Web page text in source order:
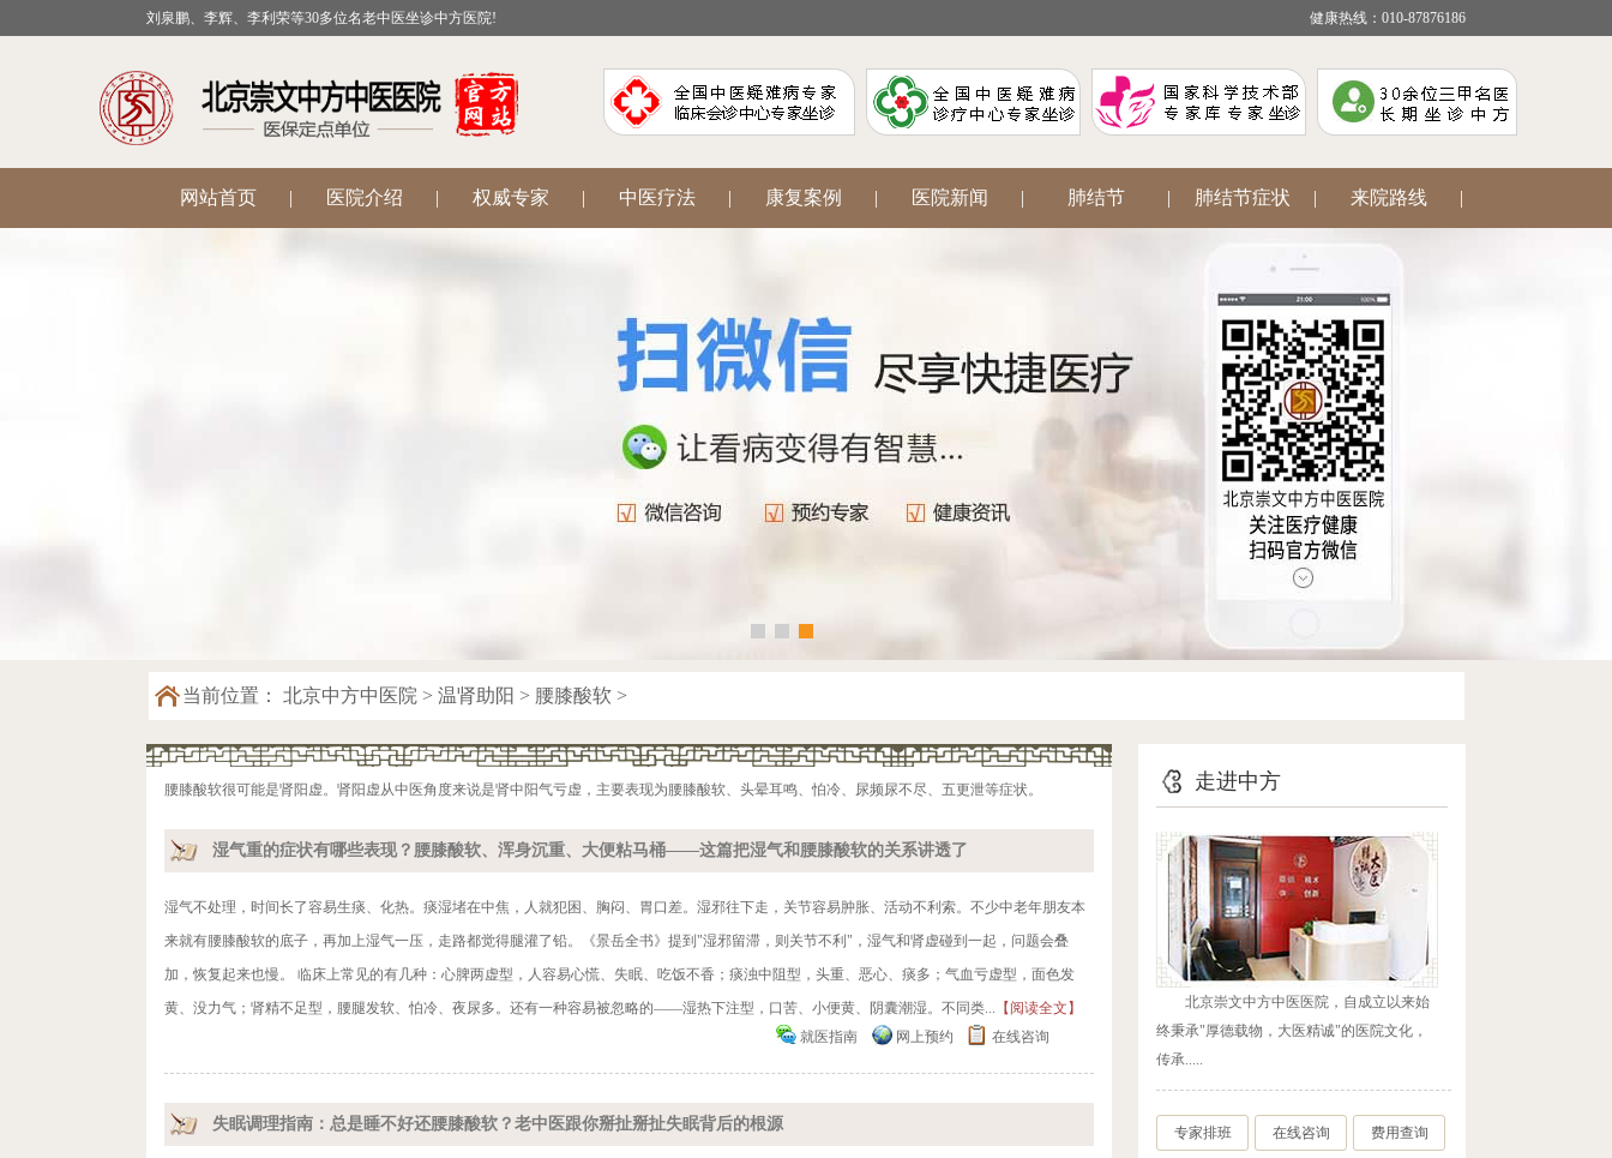
刘泉鹏、李辉、李利荣等30多位名老中医坐诊中方医院! 健康热线：010-87876186
网站首页 | 医院介绍 | 权威专家 | 中医疗法 | 康复案例 | 医院新闻 | 肺结节 | 肺结节症状 | 来院路线 |
当前位置： 北京中方中医院 > 温肾助阳 > 腰膝酸软>
腰膝酸软很可能是肾阳虚。肾阳虚从中医角度来说是肾中阳气亏虚，主要表现为腰膝酸软、头晕耳鸣、怕冷、尿频尿不尽、五更泄等症状。
湿气重的症状有哪些表现？腰膝酸软、浑身沉重、大便粘马桶——这篇把湿气和腰膝酸软的关系讲透了
湿气不处理，时间长了容易生痰、化热。痰湿堵在中焦，人就犯困、胸闷、胃口差。湿邪往下走，关节容易肿胀、活动不利索。不少中老年朋友本
来就有腰膝酸软的底子，再加上湿气一压，走路都觉得腿灌了铅。《景岳全书》提到"湿邪留滞，则关节不利"，湿气和肾虚碰到一起，问题会叠
加，恢复起来也慢。 临床上常见的有几种：心脾两虚型，人容易心慌、失眠、吃饭不香；痰浊中阻型，头重、恶心、痰多；气血亏虚型，面色发
黄、没力气；肾精不足型，腰腿发软、怕冷、夜尿多。还有一种容易被忽略的——湿热下注型，口苦、小便黄、阴囊潮湿。不同类... 【阅读全文】
就医指南
网上预约 在线咨询
失眠调理指南：总是睡不好还腰膝酸软？老中医跟你掰扯掰扯失眠背后的根源
走进中方
北京崇文中方中医医院，自成立以来始
终秉承"厚德载物，大医精诚"的医院文化，
传承.....
专家排班 在线咨询 费用查询